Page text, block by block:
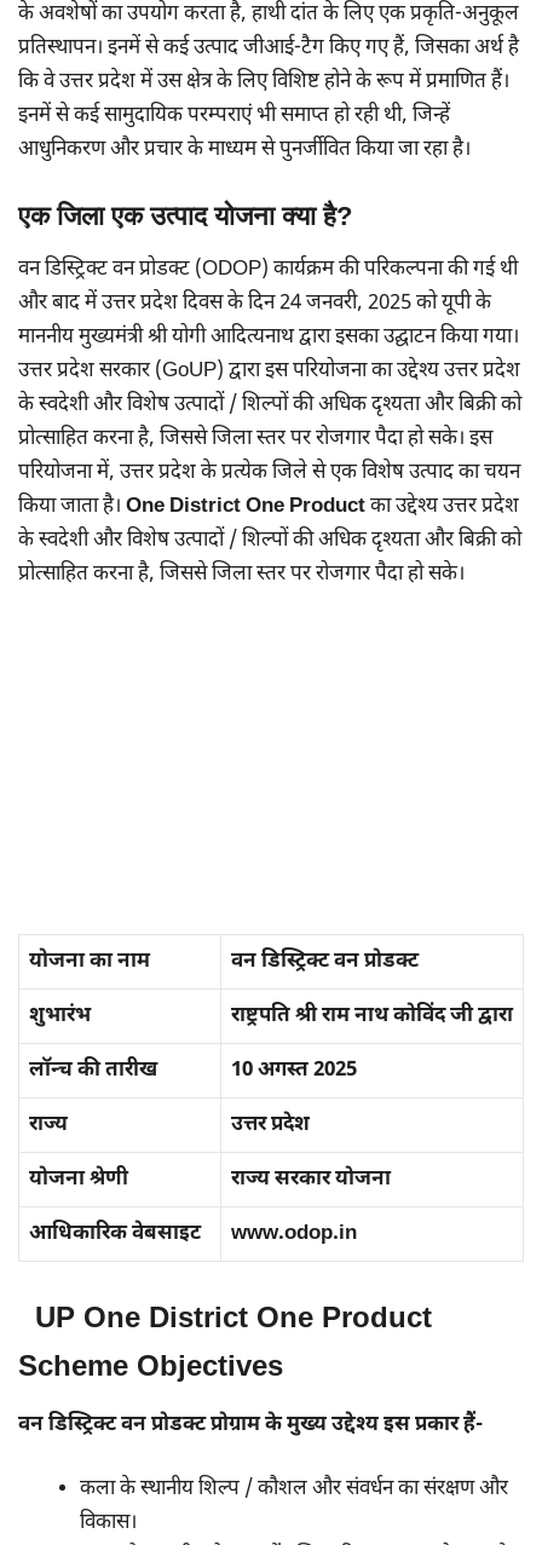
के अवशेषों का उपयोग करता है, हाथी दांत के लिए एक प्रकृति-अनुकूल
प्रतिस्थापन। इनमें से कई उत्पाद जीआई-टैग किए गए हैं, जिसका अर्थ है
कि वे उत्तर प्रदेश में उस क्षेत्र के लिए विशिष्ट होने के रूप में प्रमाणित हैं।
इनमें से कई सामुदायिक परम्पराएं भी समाप्त हो रही थी, जिन्हें
आधुनिकरण और प्रचार के माध्यम से पुनर्जीवित किया जा रहा है।
एक जिला एक उत्पाद योजना क्या है?
वन डिस्ट्रिक्ट वन प्रोडक्ट (ODOP) कार्यक्रम की परिकल्पना की गई थी
और बाद में उत्तर प्रदेश दिवस के दिन 24 जनवरी, 2025 को यूपी के
माननीय मुख्यमंत्री श्री योगी आदित्यनाथ द्वारा इसका उद्घाटन किया गया।
उत्तर प्रदेश सरकार (GoUP) द्वारा इस परियोजना का उद्देश्य उत्तर प्रदेश
के स्वदेशी और विशेष उत्पादों / शिल्पों की अधिक दृश्यता और बिक्री को
प्रोत्साहित करना है, जिससे जिला स्तर पर रोजगार पैदा हो सके। इस
परियोजना में, उत्तर प्रदेश के प्रत्येक जिले से एक विशेष उत्पाद का चयन
किया जाता है। One District One Productका उद्देश्य उत्तर प्रदेश
के स्वदेशी और विशेष उत्पादों / शिल्पों की अधिक दृश्यता और बिक्री को
प्रोत्साहित करना है, जिससे जिला स्तर पर रोजगार पैदा हो सके।
योजना का नाम वन डिस्ट्रिक्ट वन प्रोडक्ट
शुभारंभ राष्ट्रपति श्री राम नाथ कोविंद जी द्वारा
लॉन्च की तारीख 10 अगस्त 2025
राज्य उत्तर प्रदेश
योजना श्रेणी राज्य सरकार योजना
आधिकारिक वेबसाइट www.odop.in
UP One District One Product
Scheme Objectives
वन डिस्ट्रिक्ट वन प्रोडक्ट प्रोग्राम के मुख्य उद्देश्य इस प्रकार हैं-
कला के स्थानीय शिल्प / कौशल और संवर्धन का संरक्षण और
विकास।